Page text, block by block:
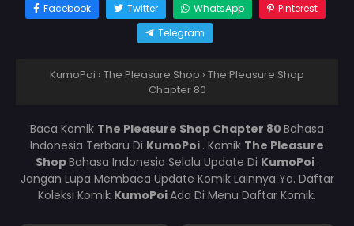
Facebook Twitter WhatsApp
Pinterest
Telegram
KumoPoi › The Pleasure Shop › The Pleasure Shop
Chapter 80
Baca Komik The Pleasure Shop Chapter 80 Bahasa
Indonesia Terbaru Di KumoPoi . Komik The Pleasure
ShopBahasa Indonesia Selalu Update Di KumoPoi .
Jangan Lupa Membaca Update Komik Lainnya Ya. Daftar
Koleksi Komik KumoPoiAda Di Menu Daftar Komik.